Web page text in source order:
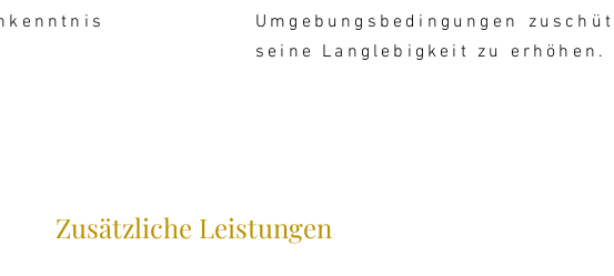
Umgebungsbedingungen zu
seine Langlebigkeit zu erhöhen.
Zusätzliche Leistungen